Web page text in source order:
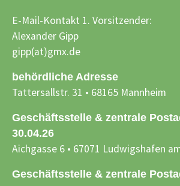
E-Mail-Kontakt 1. Vorsitzender:
Alexander Gipp
gipp(at)gmx.de
behördliche Adresse
Tattersallstr. 31 • 68165 Mannheim
Geschäftsstelle & zentrale
30.04.26
Aichgasse 6 • 67071 Ludwigshafen
Geschäftsstelle & zentrale